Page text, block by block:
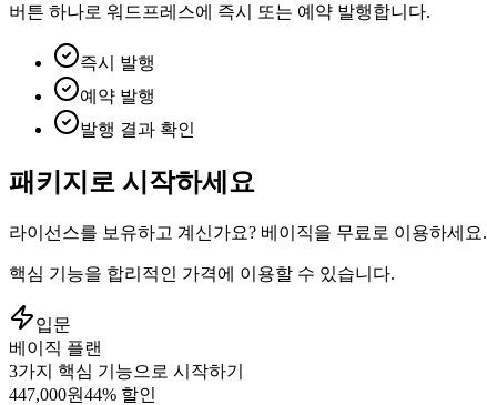
버튼 하나로 워드프레스에 즉시 또는 예약 발행합니다.
즉시 발행
예약 발행
발행 결과 확인
패키지 로 시작하세요
라이선스를 보유하고 계신가요? 베이직을 무료로 이용하세요.
핵심 기능을 합리적인 가격에 이용할 수 있습니다.
입문
베이직 플랜
3가지 핵심 기능으로 시작하기
447,000원44% 할인